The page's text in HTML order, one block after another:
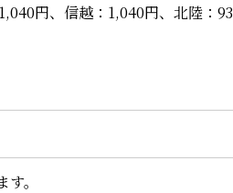
円、信越：1,040円、北陸：
。